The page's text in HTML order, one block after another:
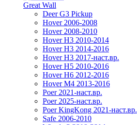
Great Wall
Deer G3 Pickup
Hover 2006-2008
Hover 2008-2010
Hover H3 2010-2014
Hover H3 2014-2016
Hover H3 2017-наст.вр.
Hover H5 2010-2016
Hover H6 2012-2016
Hover M4 2013-2016
Poer 2021-наст.вр.
Poer 2025-наст.вр.
Poer KingKong 2021-наст.вр.
Safe 2006-2010